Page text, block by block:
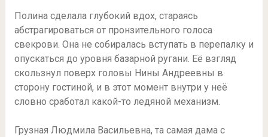
Полина сделала глубокий вдох, стараясь
абстрагироваться от пронзительного голоса
свекрови. Она не собиралась вступать в перепалку и
опускаться до уровня базарной ругани. Её взгляд
скользнул поверх головы Нины Андреевны в
сторону гостиной, и в этот момент внутри у неё
словно сработал какой-то ледяной механизм.
Грузная Людмила Васильевна, та самая дама с